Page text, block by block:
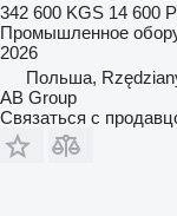
342 600 KGS 14 600
Промышленное
2026
Польша,
AB Group
Связаться с